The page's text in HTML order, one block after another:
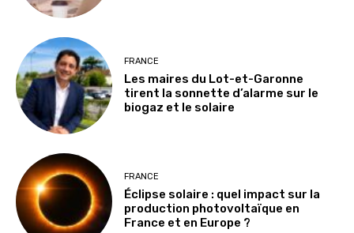
FRANCE
Les maires du Lot-et-Garonne
tirent la sonnette d’alarme sur le
biogaz et le solaire
FRANCE
Éclipse solaire : quel impact sur la
production photovoltaïque en
France et en Europe ?